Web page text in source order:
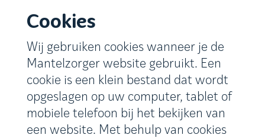
Cookies
Wij gebruiken cookies wanneer je de
Mantelzorger website gebruikt. Een
cookie is een klein bestand dat wordt
opgeslagen op uw computer, tablet of
mobiele telefoon bij het bekijken van
een website. Met behulp van cookies